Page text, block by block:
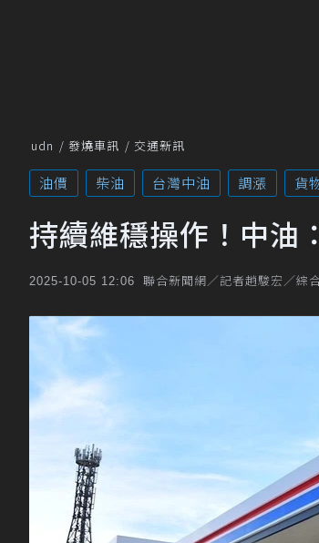
udn 發燒車訊 交通新訊
油價 柴油 台灣中油 調漲 貨
持續維穩操作！中油
2025-10-05 12:06 聯合新聞網／記者趙駿宏／綜